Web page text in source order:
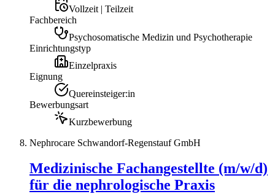
Vollzeit | Teilzeit
Fachbereich
Psychosomatische Medizin und Psychotherapie
Einrichtungstyp
Einzelpraxis
Eignung
Quereinsteiger:in
Bewerbungsart
Kurzbewerbung
Nephrocare Schwandorf-Regenstauf GmbH
Medizinische Fachangestellte (m/w/d)
für die nephrologische Praxis